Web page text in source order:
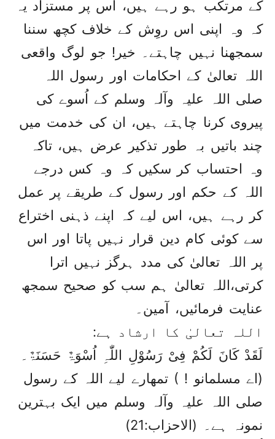
کے مرتکب ہو رہے ہیں، اس پر مستزاد یہ
کہ وہ اپنی اس روِش کے خلاف کچھ سننا
سمجھنا نہیں چاہتے۔ خیر! جو لوگ واقعی
اللہ تعالیٰ کے احکامات اور رسول اللہ
صلی اللہ علیہ وآلہ وسلم کے اُسوے کی
پیروی کرنا چاہتے ہیں، ان کی خدمت میں
چند باتیں بہ طور تذکیر عرض ہیں، تاکہ
وہ احتساب کر سکیں کہ وہ کس درجے
اللہ کے حکم اور رسول کے طریقے پر عمل
کر رہے ہیں، اس لیے کہ اپنے ذہنی اختراع
سے کوئی کام دین قرار نہیں پاتا اور اس
پر اللہ تعالیٰ کی مدد ہرگز نہیں اترا
کرتی،اللہ تعالیٰ ہم سب کو صحیح سمجھ
عنایت فرمائیں، آمین۔
اللہ تعالیٰ کا ارشاد ہے:
لَقَدْ کَانَ لَکُمْ فِیْ رَسُوْلِ اللّٰہِ اُسْوَۃٌ حَسَنَۃٌ۔
(اے مسلمانو ! ) تمھارے لیے اللہ کے رسول
صلی اللہ علیہ وآلہ وسلم میں ایک بہترین
نمونہ ہے۔ (الاحزاب:21)